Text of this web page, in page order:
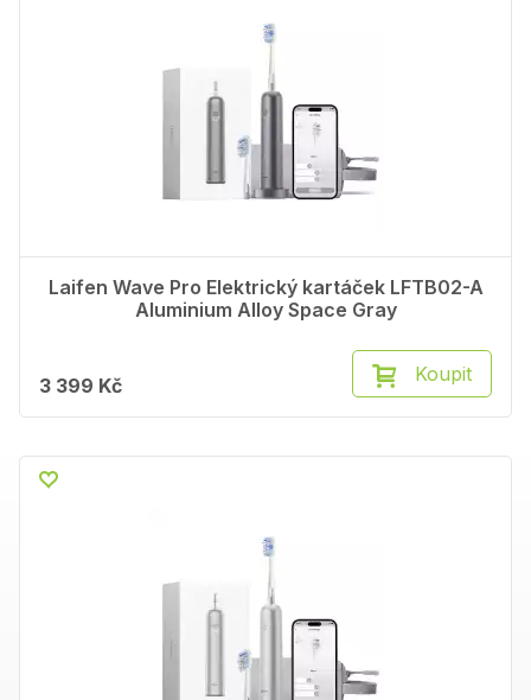
Laifen Wave Pro Elektrický kartáček LFTB02-A
Aluminium Alloy Space Gray
3 399 Kč Koupit